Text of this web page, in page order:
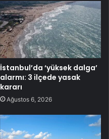
İstanbul’da ‘yüksek dalga’
alarmı: 3 ilçede yasak
kararı
Ağustos 6, 2026